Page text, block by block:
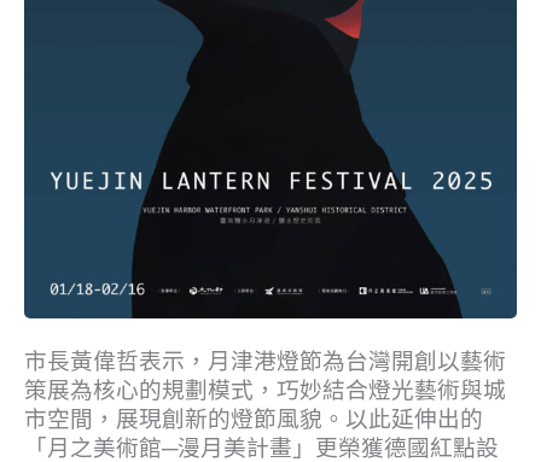
市長黃偉哲表示，月津港燈節為台灣開創以藝術
策展為核心的規劃模式，巧妙結合燈光藝術與城
市空間，展現創新的燈節風貌。以此延伸出的
「月之美術館─漫月美計畫」更榮獲德國紅點設